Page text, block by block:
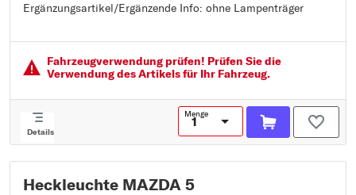
Ergänzungsartikel/Ergänzende Info: ohne Lampenträger
Lampenart: WY21W
Teilabschnitt: äusserer Teil
Ergänzungsartikel/Ergänzende Info: ohne Lampenträger
Fahrzeugver­wendung prüfen! Prüfen Sie die
Verwendung des Artikels für Ihr Fahrzeug.
Details
Menge
Heckleuchte MAZDA 5